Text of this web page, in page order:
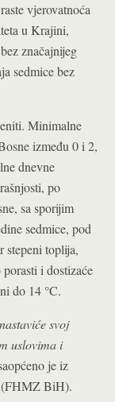
vjerovatnoća
u Krajini,
značajnijeg
sedmice bez
Minimalne
između 0 i 2,
dnevne
po
sa sporijim
sedmice, pod
stepeni toplija,
i dostizaće
do 14 °C.
svoj
uslovima i
je iz
(FHMZ BiH).